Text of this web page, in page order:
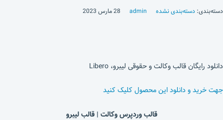
دسته‌بندی: دسته‌بندی نشده admin 28 مارس 2023
دانلود رایگان قالب وکالت و حقوقی لیبرو، Libero
جهت خرید و دانلود این محصول کلیک کنید
قالب وردپرس وکالت | قالب لیبرو